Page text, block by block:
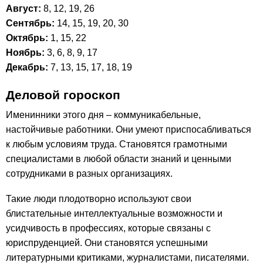
Август: 8, 12, 19, 26
Сентябрь: 14, 15, 19, 20, 30
Октябрь: 1, 15, 22
Ноябрь: 3, 6, 8, 9, 17
Декабрь: 7, 13, 15, 17, 18, 19
Деловой гороскоп
Именинники этого дня – коммуникабельные,
настойчивые работники. Они умеют приспосабливаться
к любым условиям труда. Становятся грамотными
специалистами в любой области знаний и ценными
сотрудниками в разных организациях.
Такие люди плодотворно используют свои
блистательные интеллектуальные возможности и
усидчивость в профессиях, которые связаны с
юриспруденцией. Они становятся успешными
литературными критиками, журналистами, писателями.